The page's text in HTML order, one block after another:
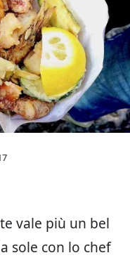
vale più un bel
sole con lo chef